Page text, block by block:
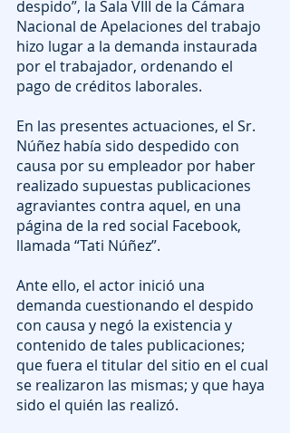
despido”, la Sala VIII de la Cámara
Nacional de Apelaciones del trabajo
hizo lugar a la demanda instaurada
por el trabajador, ordenando el
pago de créditos laborales.
En las presentes actuaciones, el Sr.
Núñez había sido despedido con
causa por su empleador por haber
realizado supuestas publicaciones
agraviantes contra aquel, en una
página de la red social Facebook,
llamada “Tati Núñez”.
Ante ello, el actor inició una
demanda cuestionando el despido
con causa y negó la existencia y
contenido de tales publicaciones;
que fuera el titular del sitio en el cual
se realizaron las mismas; y que haya
sido el quién las realizó.